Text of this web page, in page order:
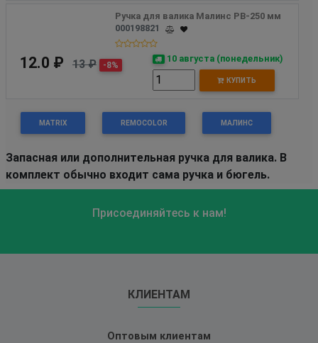
Ручка для валика Малинс РВ-250 мм
000198821
12.0 ₽ 13 ₽ -8%
10 августа (понедельник)
КУПИТЬ
MATRIX REMOCOLOR МАЛИНС
Запасная или дополнительная ручка для валика. В
комплект обычно входит сама ручка и бюгель.
Присоединяйтесь к нам!
КЛИЕНТАМ
Оптовым клиентам